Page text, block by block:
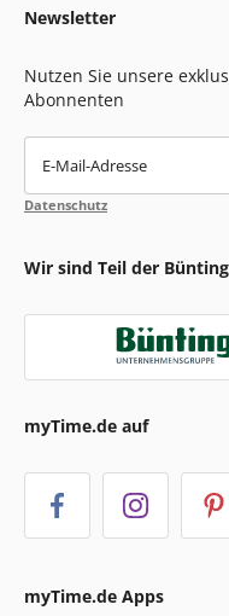
Newsletter
Nutzen Sie unsere
Abonnenten
E-Mail-Adresse
Datenschutz
Wir sind Teil der
myTime.de auf
myTime.de Apps